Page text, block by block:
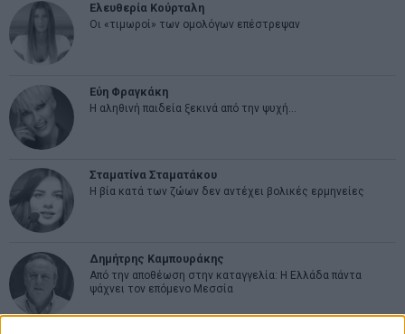
Ελευθερία Κούρταλη
Οι «τιμωροί» των ομολόγων επέστρεψαν
Εύη Φραγκάκη
Η αληθινή παιδεία ξεκινά από την ψυχή…
Σταματίνα Σταματάκου
Η βία κατά των ζώων δεν αντέχει βολικές ερμηνείες
Δημήτρης Καμπουράκης
Από την αποθέωση στην καταγγελία: Η Ελλάδα πάντα
ψάχνει τον επόμενο Μεσσία